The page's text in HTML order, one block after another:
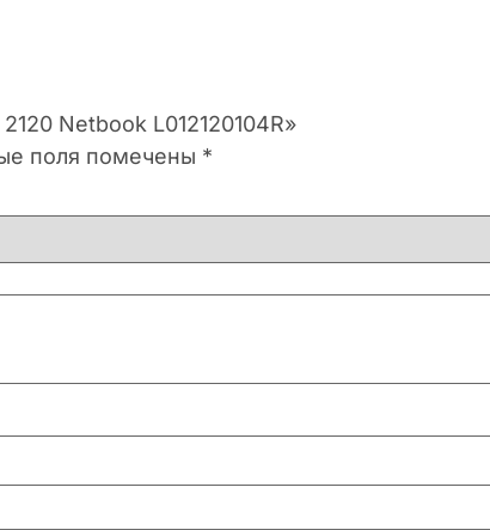
Netbook L012120104R»
поля помечены *